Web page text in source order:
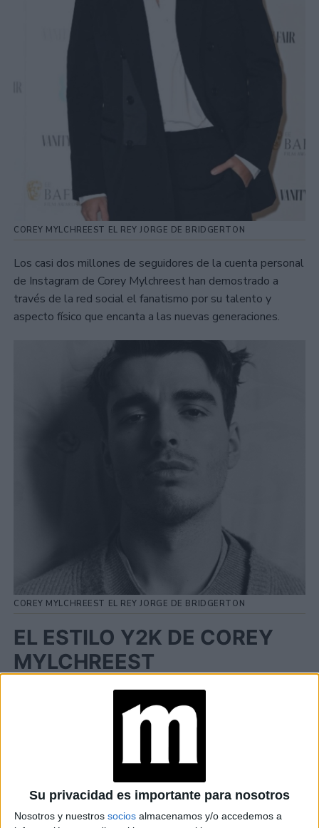
Su privacidad es importante para nosotros
Nosotros y nuestros socios almacenamos y/o accedemos a
COREY MYLCHREEST EL REY JORGE DE BRIDGERTON
Los casi dos millones de seguidores de la cuenta personal
de Instagram de Corey Mylchreest han demostrado a
través de la red social el fanatismo por su talento y
aspecto físico que encanta a las nuevas generaciones.
COREY MYLCHREEST EL REY JORGE DE BRIDGERTON
EL ESTILO Y2K DE COREY
MYLCHREEST
TAMBIÉN TE PUEDE INTERESAR
HISTORIA TENDRÍA